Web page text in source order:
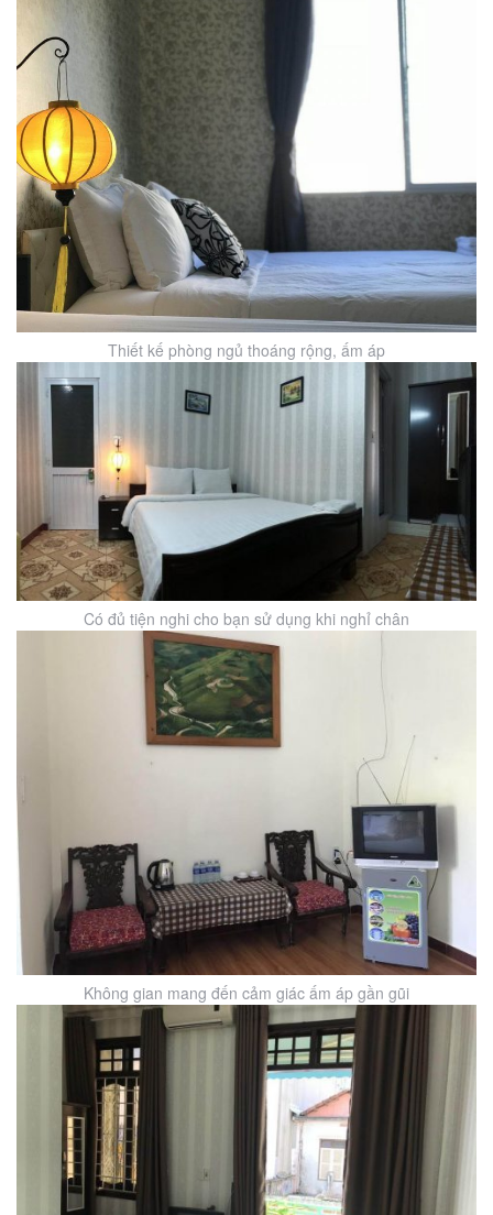
Thiết kế phòng ngủ thoáng rộng, ấm áp
Có đủ tiện nghi cho bạn sử dụng khi nghỉ chân
Không gian mang đến cảm giác ấm áp gần gũi